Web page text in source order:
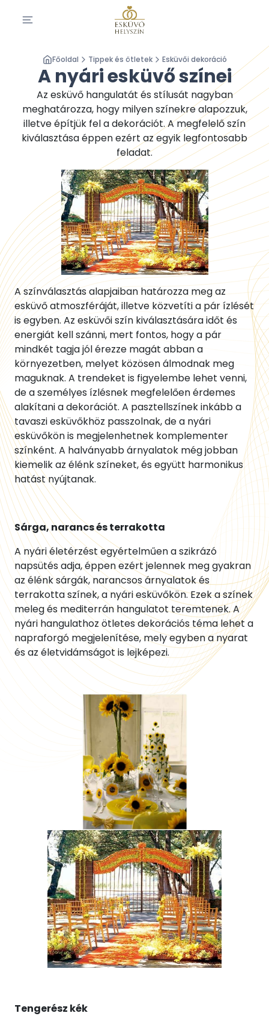
Főoldal Tippek és ötletek Esküvői dekoráció
A nyári esküvő színei
Az esküvő hangulatát és stílusát nagyban
meghatározza, hogy milyen színekre alapozzuk,
illetve építjük fel a dekorációt. A megfelelő szín
kiválasztása éppen ezért az egyik legfontosabb
feladat.
A színválasztás alapjaiban határozza meg az
esküvő atmoszféráját, illetve közvetíti a pár ízlését
is egyben. Az esküvői szín kiválasztására időt és
energiát kell szánni, mert fontos, hogy a pár
mindkét tagja jól érezze magát abban a
környezetben, melyet közösen álmodnak meg
maguknak. A trendeket is figyelembe lehet venni,
de a személyes ízlésnek megfelelően érdemes
alakítani a dekorációt. A pasztellszínek inkább a
tavaszi esküvőkhöz passzolnak, de a nyári
esküvőkön is megjelenhetnek komplementer
színként. A halványabb árnyalatok még jobban
kiemelik az élénk színeket, és együtt harmonikus
hatást nyújtanak.
Sárga, narancs és terrakotta
A nyári életérzést egyértelműen a szikrázó
napsütés adja, éppen ezért jelennek meg gyakran
az élénk sárgák, narancsos árnyalatok és
terrakotta színek, a nyári esküvőkön. Ezek a színek
meleg és mediterrán hangulatot teremtenek. A
nyári hangulathoz ötletes dekorációs téma lehet a
napraforgó megjelenítése, mely egyben a nyarat
és az életvidámságot is lejképezi.
Tengerész kék